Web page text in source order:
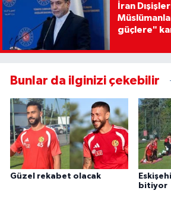
İran
güçlere"
Bunlar da ilginizi çekebilir
Güzel rekabet olacak
bitiyor